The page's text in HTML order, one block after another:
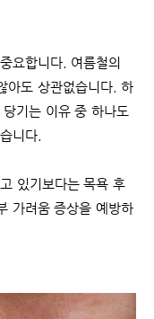
요합니다. 여름철의
아도 상관없습니다. 하
기는 이유 중 하나도
니다.
있기보다는 목욕 후
가려움 증상을 예방하